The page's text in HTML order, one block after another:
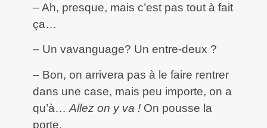
– Ah, presque, mais c’est pas tout à fait
ça…
– Un vavanguage? Un entre-deux ?
– Bon, on arrivera pas à le faire rentrer
dans une case, mais peu importe, on a
qu’à… Allez on y va ! On pousse la
porte.